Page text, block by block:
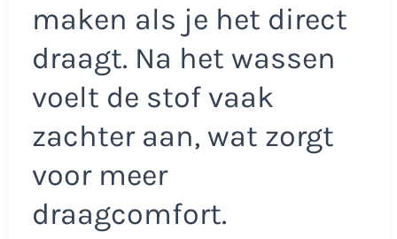
maken als je het direct
draagt. Na het wassen
voelt de stof vaak
zachter aan, wat zorgt
voor meer
draagcomfort.